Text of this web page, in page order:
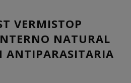
VERMISTOP
NATURAL
ANTIPARASITARIA